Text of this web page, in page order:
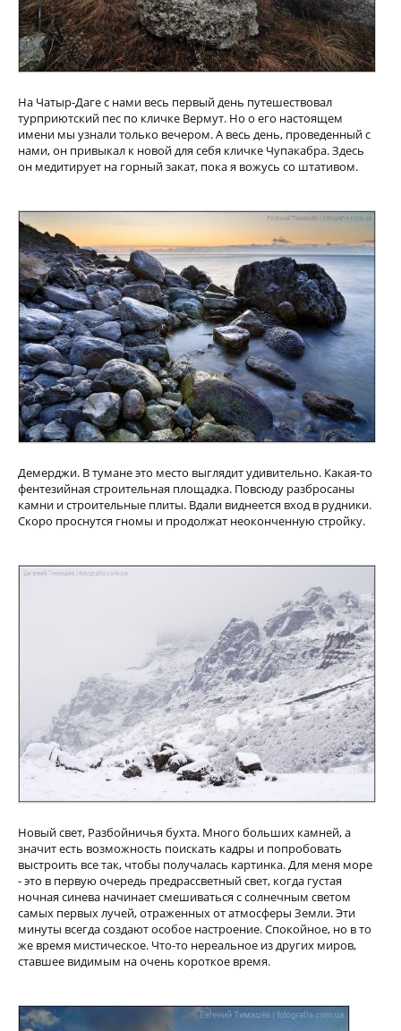
На Чатыр-Даге с нами весь первый день путешествовал
турприютский пес по кличке Вермут. Но о его настоящем
имени мы узнали только вечером. А весь день, проведенный с
нами, он привыкал к новой для себя кличке Чупакабра. Здесь
он медитирует на горный закат, пока я вожусь со штативом.
Демерджи. В тумане это место выглядит удивительно. Какая-то
фентезийная строительная площадка. Повсюду разбросаны
камни и строительные плиты. Вдали виднеется вход в рудники.
Скоро проснутся гномы и продолжат неоконченную стройку.
Новый свет, Разбойничья бухта. Много больших камней, а
значит есть возможность поискать кадры и попробовать
выстроить все так, чтобы получалась картинка. Для меня море
- это в первую очередь предрассветный свет, когда густая
ночная синева начинает смешиваться с солнечным светом
самых первых лучей, отраженных от атмосферы Земли. Эти
минуты всегда создают особое настроение. Спокойное, но в то
же время мистическое. Что-то нереальное из других миров,
ставшее видимым на очень короткое время.